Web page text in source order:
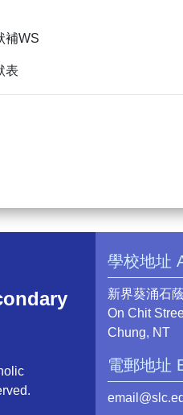
補WS
表
學校地址
新界葵涌石
On Chit
Chung, NT
電郵地址